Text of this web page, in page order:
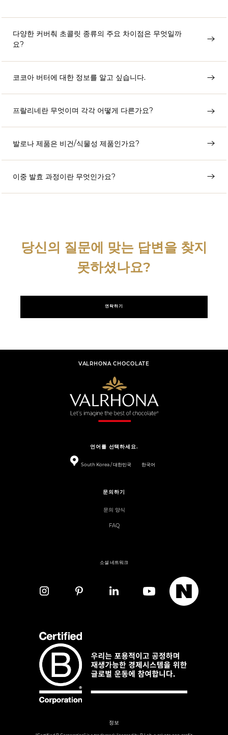
다양한 커버춰 초콜릿 종류의 주요 차이점은 무엇일까
요?
코코아 버터에 대한 정보를 알고 싶습니다.
프랄리네란 무엇이며 각각 어떻게 다른가요?
발로나 제품은 비건/식물성 제품인가요?
이중 발효 과정이란 무엇인가요?
당신의 질문에 맞는 답변을 찾지
못하셨나요?
연락하기
VALRHONA CHOCOLATE
언어를 선택하세요.
South Korea / 대한민국 한국어
문의하기
문의 양식
FAQ
소셜 네트워크
정보